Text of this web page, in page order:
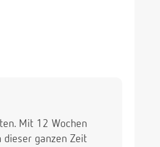
das Beste für die
Mit 12 Wochen
dieser ganzen Zeit